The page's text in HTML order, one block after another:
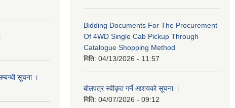
सूचना ।
Bidding Documents For The Procurement
Of 4WD Single Cab Pickup Through
Catalogue Shopping Method
मिति: 04/13/2026 - 11:57
बोलपत्र स्वीकृत गर्ने आशयको सूचना ।
मिति: 04/07/2026 - 09:12